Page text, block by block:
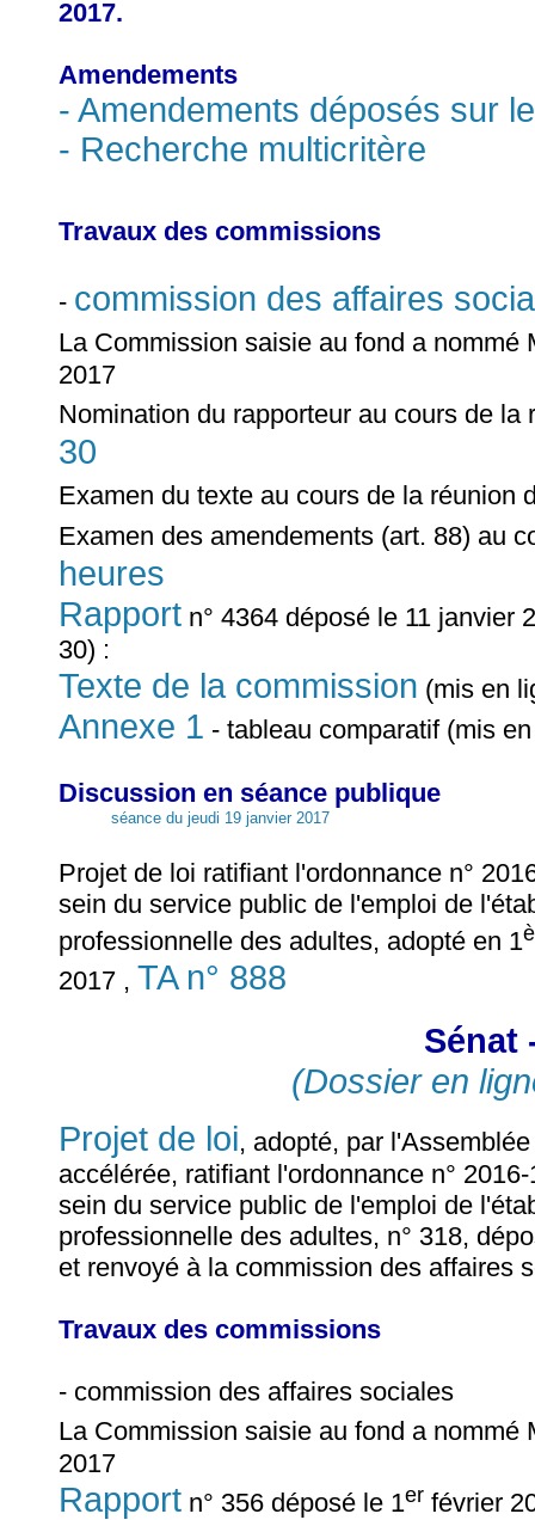
2017.
Amendements
- Amendements déposés sur
- Recherche multicritère
Travaux des commissions
- commission des affaires
La Commission saisie au fond a nommé
2017
Nomination du rapporteur au cours de la
30
Examen du texte au cours de la réunion
Examen des amendements (art. 88) au
heures
Rapport n° 4364 déposé le 11 janvier
30) :
Texte de la commission (mis en
Annexe 1 - tableau comparatif (mis
Discussion en séance publique
séance du jeudi 19 janvier 2017
Projet de loi ratifiant l'ordonnance n°
sein du service public de l'emploi de
professionnelle des adultes, adopté en 1
2017 , TA n° 888
Sénat
(Dossier en
Projet de loi, adopté, par
accélérée, ratifiant l'ordonnance n°
sein du service public de l'emploi de
professionnelle des adultes, n° 318,
et renvoyé à la commission des affaires
Travaux des commissions
- commission des affaires sociales
La Commission saisie au fond a nommé
2017
Rapport n° 356 déposé le 1er février